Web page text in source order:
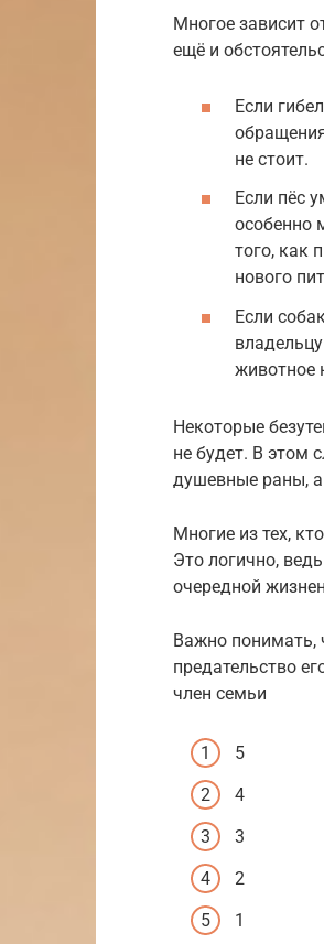
Многое зависит
ещё и
Если
не стоит.
Если пёс
особенно
того, как
нового
Если
животное
Некоторые
не будет. В этом
душевные раны,
Многие из тех,
Это логично,
очередной
Важно понимать,
предательство
член семьи
5
4
3
2
1